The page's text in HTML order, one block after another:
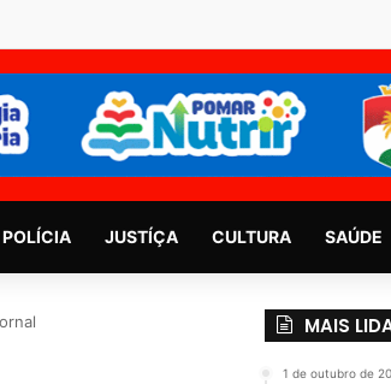
POLÍCIA JUSTÍÇA CULTURA SAÚDE
MAIS
1 de outubro de